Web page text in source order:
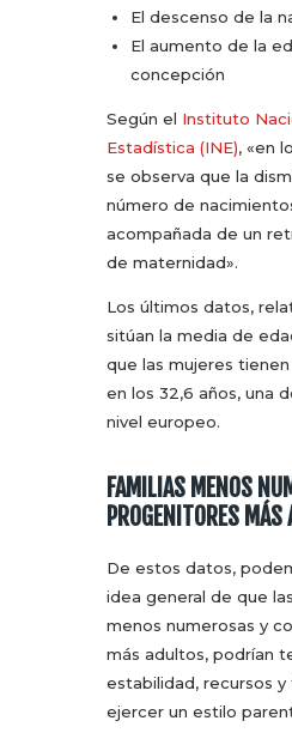
El descenso de la
El aumento de la
concepción
Según el Instituto
Estadística (INE), «en
se observa que la
número de
acompañada de un
de maternidad».
Los últimos datos,
sitúan la media de
que las mujeres
en los 32,6 años, una
nivel europeo.
FAMILIAS MENOS
PROGENITORES MÁS
De estos datos,
idea general de que
menos numerosas y
más adultos, podrían
estabilidad, recursos
ejercer un estilo